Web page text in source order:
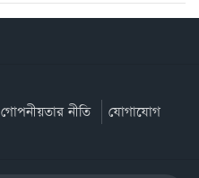
গোপনীয়তার নীতি যোগাযোগ